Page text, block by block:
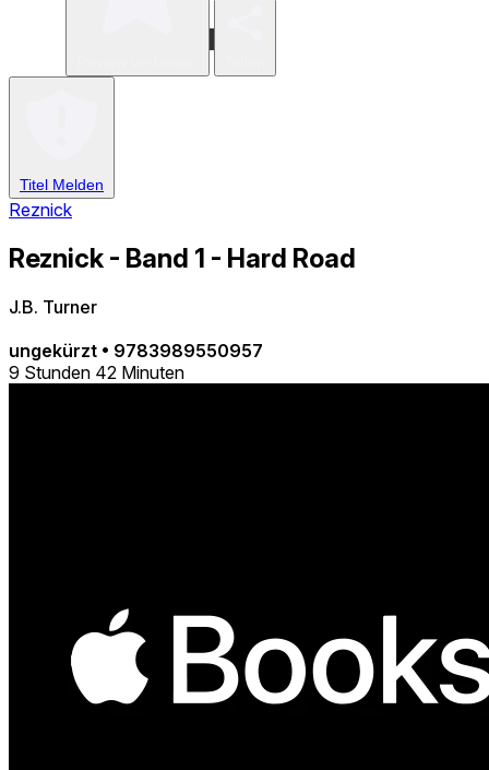
Titel Melden
Reznick
Reznick - Band 1 - Hard Road
J.B. Turner
ungekürzt • 9783989550957
9 Stunden 42 Minuten